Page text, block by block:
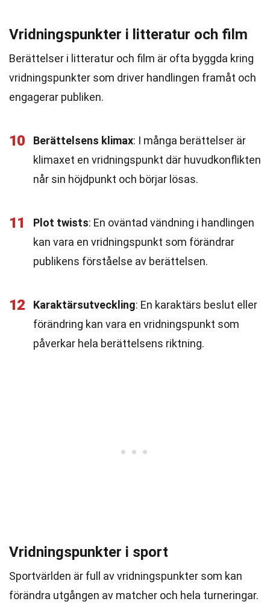
Vridningspunkter i litteratur och film
Berättelser i litteratur och film är ofta byggda kring
vridningspunkter som driver handlingen framåt och
engagerar publiken.
10 Berättelsens klimax: I många berättelser är
klimaxet en vridningspunkt där huvudkonflikten
når sin höjdpunkt och börjar lösas.
11 Plot twists: En oväntad vändning i handlingen
kan vara en vridningspunkt som förändrar
publikens förståelse av berättelsen.
12 Karaktärsutveckling: En karaktärs beslut eller
förändring kan vara en vridningspunkt som
påverkar hela berättelsens riktning.
Vridningspunkter i sport
Sportvärlden är full av vridningspunkter som kan
förändra utgången av matcher och hela turneringar.